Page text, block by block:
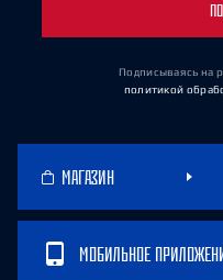
Подписываясь на
политикой
МАГАЗИН
МОБИЛЬНОЕ